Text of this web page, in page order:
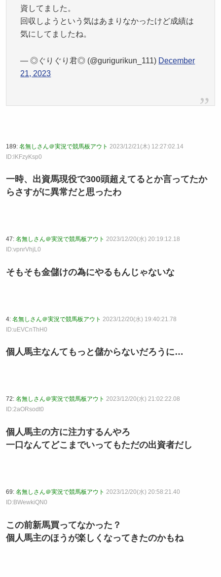
資してました。
回収しようという気はあまりなかったけど成績は
気にしてましたね。
— ◎ぐりぐり君◎ (@gurigurikun_111) December
21, 2023
189: 名無しさん＠実況で競馬板アウト 2023/12/21(木) 12:27:02.14
ID:lKFzyKsp0
一時、出資馬現役で300頭超えてるとか言ってたか
らさすがに異常だと思ったわ
47: 名無しさん＠実況で競馬板アウト 2023/12/20(水) 20:19:12.18
ID:vpnrVhjL0
そもそも金儲けの為にやるもんじゃないな
4: 名無しさん＠実況で競馬板アウト 2023/12/20(水) 19:40:21.78
ID:uEVCnThH0
個人馬主なんてもっと儲からないだろうに…
72: 名無しさん＠実況で競馬板アウト 2023/12/20(水) 21:02:22.08
ID:2aORsodt0
個人馬主の方に注力するんやろ
一口なんてどこまでいってもただの出資者だし
69: 名無しさん＠実況で競馬板アウト 2023/12/20(水) 20:58:21.40
ID:BWewkiQN0
この前新馬買ってなかった？
個人馬主のほうが楽しくなってきたのかもね